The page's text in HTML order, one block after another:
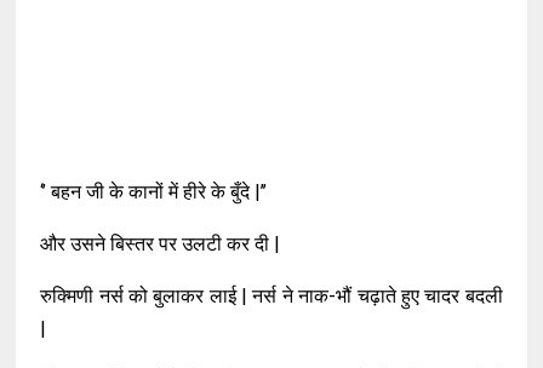
‘’ बहन जी के कानों में हीरे के बुँदे |’’
और उसने बिस्तर पर उलटी कर दी |
रुक्मिणी नर्स को बुलाकर लाई | नर्स ने नाक-भौं चढ़ाते हुए चादर बदली
|